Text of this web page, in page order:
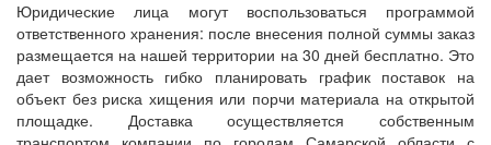
Юридические лица могут воспользоваться программой
ответственного хранения: после внесения полной суммы заказ
размещается на нашей территории на 30 дней бесплатно. Это
дает возможность гибко планировать график поставок на
объект без риска хищения или порчи материала на открытой
площадке. Доставка осуществляется собственным